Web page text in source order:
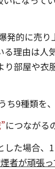
的に売り
理由は人
部屋や衣
ち9種類を
につながる
た場合、
者が頑張